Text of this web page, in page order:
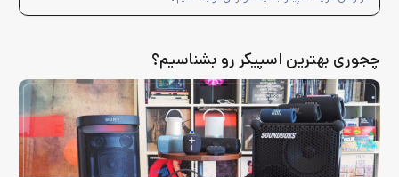
چجوری بهترین اسپیکر رو بشناسیم؟